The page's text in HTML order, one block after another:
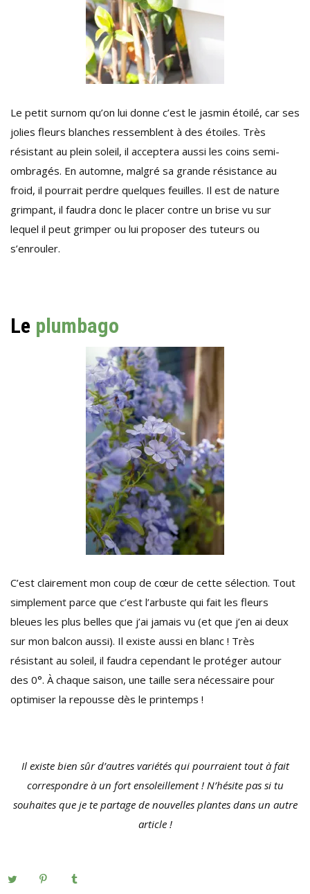
Le petit surnom qu’on lui donne c’est le jasmin étoilé, car ses
jolies fleurs blanches ressemblent à des étoiles. Très
résistant au plein soleil, il acceptera aussi les coins semi-
ombragés. En automne, malgré sa grande résistance au
froid, il pourrait perdre quelques feuilles. Il est de nature
grimpant, il faudra donc le placer contre un brise vu sur
lequel il peut grimper ou lui proposer des tuteurs ou
s’enrouler.
Le plumbago
C’est clairement mon coup de cœur de cette sélection. Tout
simplement parce que c’est l’arbuste qui fait les fleurs
bleues les plus belles que j’ai jamais vu (et que j’en ai deux
sur mon balcon aussi). Il existe aussi en blanc ! Très
résistant au soleil, il faudra cependant le protéger autour
des 0°. À chaque saison, une taille sera nécessaire pour
optimiser la repousse dès le printemps !
Il existe bien sûr d’autres variétés qui pourraient tout à fait
correspondre à un fort ensoleillement ! N’hésite pas si tu
souhaites que je te partage de nouvelles plantes dans un autre
article !